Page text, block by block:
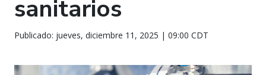
sanitarios
Publicado: jueves, diciembre 11, 2025 | 09:00 CDT